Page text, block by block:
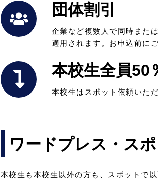
団体割引
企業など複数人で同時また
適用されます。お申込前に
本校生全員50
本校生はスポット依頼いた
ワードプレス・ス
本校生も本校生以外の方も、スポットで